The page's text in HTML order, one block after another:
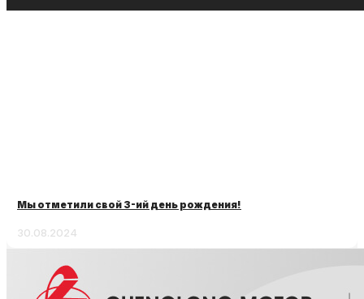
Мы отметили свой 3-ий день рождения!
30.08.2024